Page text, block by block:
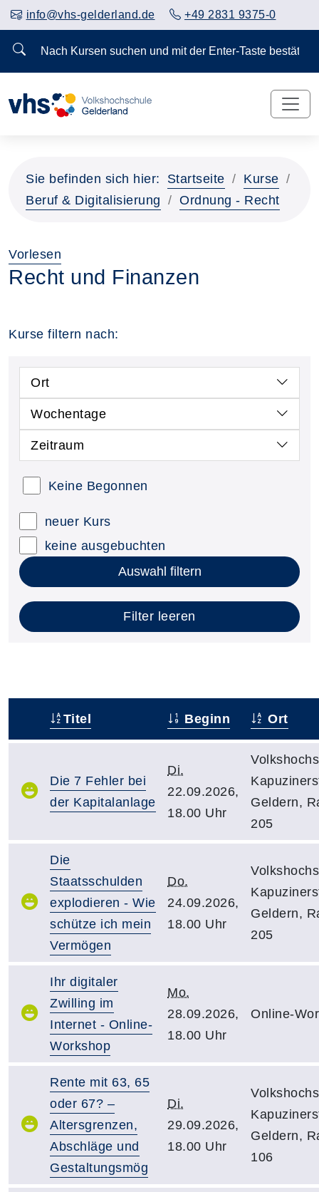
info@vhs-gelderland.de +49 2831 9375-0
Nach Kursen suchen und mit der Enter-Taste
Sie befinden sich hier: Startseite
Kurse
Beruf & Digitalisierung
Ordnung - Recht
Vorlesen
Recht und Finanzen
Kurse filtern nach:
Ort
Wochentage
Zeitraum
Keine Begonnen
neuer Kurs
keine ausgebuchten
Auswahl filtern
Filter leeren
Titel Beginn Ort
Die 7 Fehler bei
der Kapitalanlage
Di.
22.09.2026,
18.00 Uhr
Geldern,
205
Die
Staatsschulden
explodieren - Wie
schütze ich mein
Vermögen
Do.
24.09.2026,
18.00 Uhr
Geldern,
205
Ihr digitaler
Zwilling im
Internet - Online-
Workshop
Mo.
28.09.2026,
18.00 Uhr
Online-
Rente mit 63, 65
oder 67? –
Altersgrenzen,
Abschläge und
Gestaltungsmög
Di.
29.09.2026,
18.00 Uhr
Geldern,
106